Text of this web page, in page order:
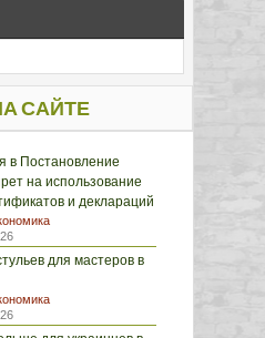
САЙТЕ
в Постановление
на использование
и деклараций
для мастеров в